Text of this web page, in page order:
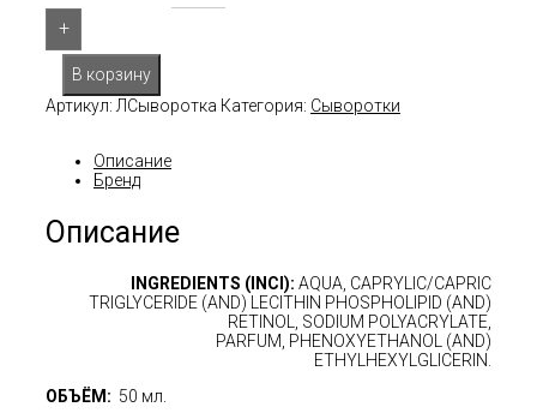
+
В корзину
Артикул: ЛСыворотка Категория: Сыворотки
Описание
Бренд
Описание
INGREDIENTS (INCI): AQUA, CAPRYLIC/CAPRIC
TRIGLYCERIDE (AND) LECITHIN PHOSPHOLIPID (AND)
RETINOL, SODIUM POLYACRYLATE,
PARFUM, PHENOXYETHANOL (AND)
ETHYLHEXYLGLICERIN.
ОБЪЁМ: 50 мл.